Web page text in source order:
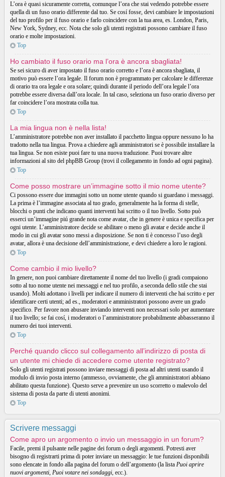
L’ora è quasi sicuramente corretta, comunque l’ora che stai vedendo potrebbe essere
quella di un fuso orario differente dal tuo. Se cosí fosse, devi cambiare le impostazioni
del tuo profilo per il fuso orario e farlo coincidere con la tua area, es. London, Paris,
New York, Sydney, ecc. Nota che solo gli utenti registrati possono cambiare il fuso
orario e molte impostazioni.
Top
Ho cambiato il fuso orario ma l’ora è ancora sbagliata!
Se sei sicuro di aver impostato il fuso orario corretto e l’ora è ancora sbagliata, il
motivo può essere l’ora legale. Il forum non è programmato per calcolare le differenze
di orario tra ora legale e ora solare; quindi durante il periodo dell’ora legale l’ora
potrebbe essere diversa dall’ora locale. In tal caso, seleziona un fuso orario diverso per
far coincidere l’ora mostrata colla tua.
Top
La mia lingua non è nella lista!
L’amministratore potrebbe non aver installato il pacchetto lingua oppure nessuno lo ha
tradotto nella tua lingua. Prova a chiedere agli amministratori se è possibile installare la
tua lingua. Se non esiste puoi fare tu una nuova traduzione. Puoi trovare altre
informazioni al sito del phpBB Group (trovi il collegamento in fondo ad ogni pagina).
Top
Come posso mostrare un’immagine sotto il mio nome utente?
Ci possono essere due immagini sotto un nome utente quando si guardano i messaggi.
La prima è l’immagine associata al tuo grado, generalmente ha la forma di stelle,
blocchi o punti che indicano quanti interventi hai scritto o il tuo livello. Sotto può
esserci un’immagine piú grande nota come avatar, che in genere è unica e specifica per
ogni utente. L’amministratore decide se abilitare o meno gli avatar e decide anche il
modo in cui gli avatar sono messi a disposizione. Se non ti è concesso l’uso degli
avatar, allora è una decisione dell’amministrazione, e devi chiedere a loro le ragioni.
Top
Come cambio il mio livello?
In genere, non puoi cambiare direttamente il nome del tuo livello (i gradi compaiono
sotto al tuo nome utente nei messaggi e nel tuo profilo, a seconda dello stile che stai
usando). Molti adottano i livelli per indicare il numero di interventi che hai scritto e per
identificare certi utenti; ad es., moderatori e amministratori possono avere un grado
specifico. Per favore non abusare inviando interventi non necessari solo per aumentare
il tuo livello; se fai cosí, i moderatori o l’amministratore probabilmente abbasseranno il
numero dei tuoi interventi.
Top
Perché quando clicco sul collegamento all’indirizzo di posta di
un utente mi chiede di accedere come utente registrato?
Solo gli utenti registrati possono inviare messaggi di posta ad altri utenti usando il
modulo di invio posta interno (ammesso, ovviamente, che gli amministratori abbiano
abilitato questa funzione). Questo serve a prevenire un uso scorretto o malevolo del
sistema di posta da parte di utenti anonimi.
Top
Scrivere messaggi
Come apro un argomento o invio un messaggio in un forum?
Facile, premi il pulsante nelle pagine dei forum o degli argomenti. Potresti aver
bisogno di registrarti prima di poter inviare un messaggio: le tue funzioni disponibili
sono elencate in fondo alla pagina del forum o dell’argomento (la lista Puoi aprire
nuovi argomenti, Puoi votare nei sondaggi, ecc.).